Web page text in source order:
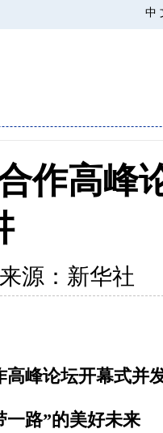
中
作高峰
源：新华社
峰论坛开幕式并
一路”的美好未来